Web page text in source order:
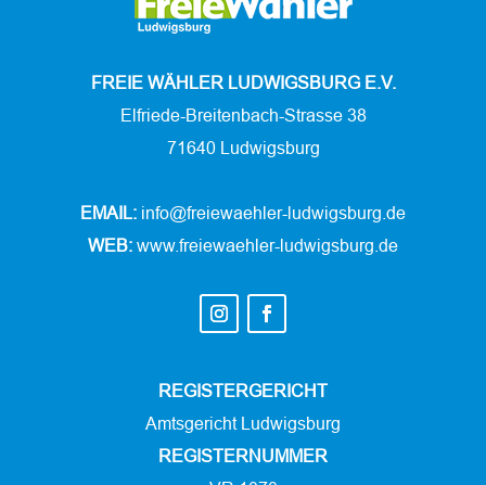
FREIE WÄHLER LUDWIGSBURG E.V.
Elfriede-Breitenbach-Strasse 38
71640 Ludwigsburg
EMAIL: info@freiewaehler-ludwigsburg.de
WEB: www.freiewaehler-ludwigsburg.de
REGISTERGERICHT
Amtsgericht Ludwigsburg
REGISTERNUMMER